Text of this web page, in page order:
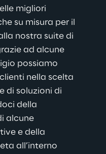
migliori
su misura per il
nostra suite di
ad alcune
possiamo
nella scelta
di soluzioni di
della
alcune
e della
all’interno